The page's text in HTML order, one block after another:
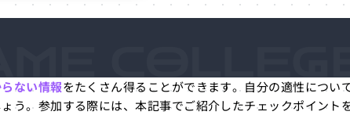
ない情報をたくさん得ることができます。自分の適性につい
う。参加する際には、本記事でご紹介したチェックポイント